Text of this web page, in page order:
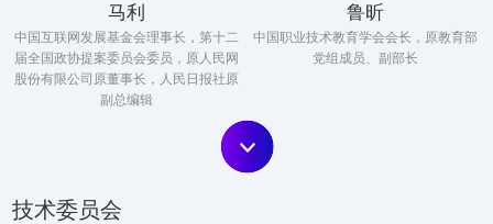
马利
中国互联网发展基金会理事长，第十二
届全国政协提案委员会委员，原人民网
股份有限公司原董事长，人民日报社原
副总编辑
鲁昕
中国职业技术教育学会会长，原教育部
党组成员、副部长
技术委员会